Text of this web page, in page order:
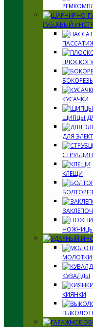
ГУБЦЕВЫЙ
КУСАЧКИ
ЩИПЦЫ
ДЛЯ
КЛЕЩИ
НОЖНИЦЫ
МОЛОТКИ
КУВАЛДЫ
КИЯНКИ